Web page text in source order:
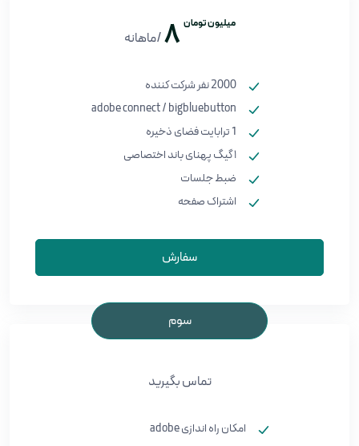
میلیون تومان 8/ماهانه
2000 نفر شرکت کننده
adobe connect / bigbluebutton
1 ترابایت فضای ذخیره
۱ گیگ پهنای باند اختصاصی
ضبط جلسات
اشتراک صفحه
سفارش
سوم
تماس بگیرید
امکان راه اندازی adobe